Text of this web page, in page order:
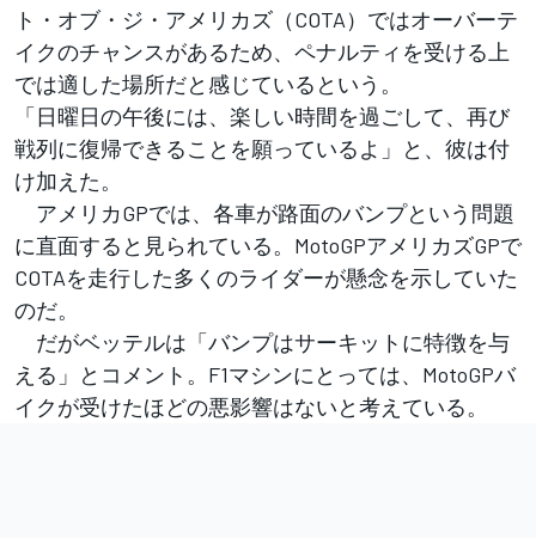
ト・オブ・ジ・アメリカズ（COTA）ではオーバーテ
イクのチャンスがあるため、ペナルティを受ける上
では適した場所だと感じているという。
「日曜日の午後には、楽しい時間を過ごして、再び
戦列に復帰できることを願っているよ」と、彼は付
け加えた。
アメリカGPでは、各車が路面のバンプという問題
に直面すると見られている。MotoGPアメリカズGPで
COTAを走行した多くのライダーが懸念を示していた
のだ。
だがベッテルは「バンプはサーキットに特徴を与
える」とコメント。F1マシンにとっては、MotoGPバ
イクが受けたほどの悪影響はないと考えている。